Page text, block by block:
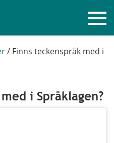
/ Finns teckenspråk med i
i Språklagen?